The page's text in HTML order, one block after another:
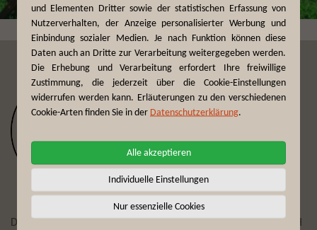
und Elementen Dritter sowie der statistischen Erfassung von
Nutzerverhalten, der Anzeige personalisierter Werbung und
Einbindung sozialer Medien. Je nach Funktion können diese
Daten auch an Dritte zur Verarbeitung weitergegeben werden.
Die Erhebung und Verarbeitung erfordert Ihre freiwillige
Zustimmung, die jederzeit über die Cookie-Einstellungen
widerrufen werden kann. Erläuterungen zu den verschiedenen
Cookie-Arten finden Sie in der Datenschutzerklärung.
Alle akzeptieren
Individuelle Einstellungen
Nur essenzielle Cookies
Der Reiseveranstalter First Reisebüro Mönchengladbach GmbH